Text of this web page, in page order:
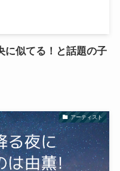
に似てる！と話題の子
アーティスト